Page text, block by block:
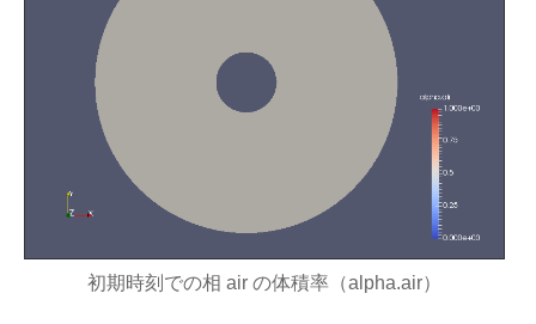
初期時刻での相 air の体積率（alpha.air）